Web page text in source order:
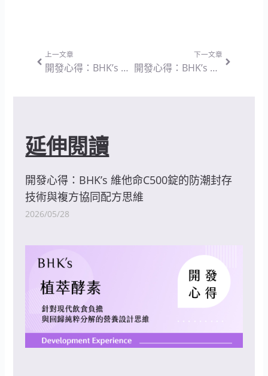
上一文章
開發心得：BHK’s 卡妮丁_L-肉鹼 素食膠囊 — 回歸代謝輔助本質的純粹設計思維
下一文章
開發心得：BHK’s 甲殼素 膠囊 — 兼顧負擔攔截與消化道順暢的配方設計思維
延伸閱讀
開發心得：BHK’s 維他命C500錠的防潮封存
技術與複方協同配方思維
2026/05/28